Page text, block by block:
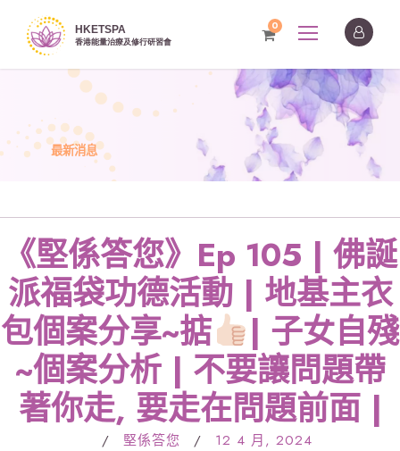
0
最新消息
《堅係答您》Ep 105 | 佛誕
派福袋功德活動 | 地基主衣
包個案分享~掂
| 子女自殘
~個案分析 | 不要讓問題帶
著你走, 要走在問題前面 |
/ 堅係答您 / 12 4 月, 2024